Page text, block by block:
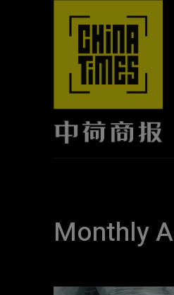
Monthly